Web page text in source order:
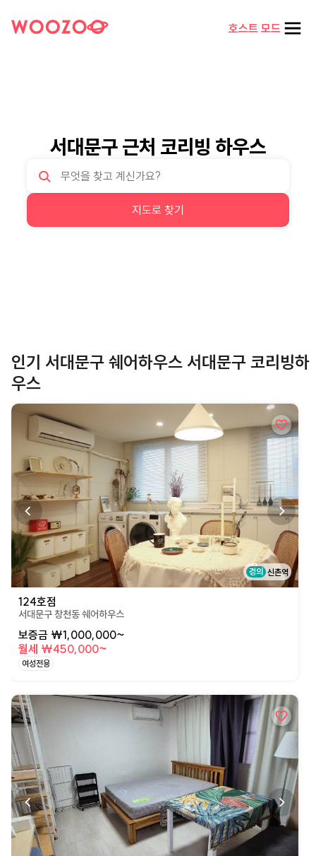
호스트 모드
서대문구 근처 코리빙 하우스
지도로 찾기
인기 서대문구 쉐어하우스 서대문구 코리빙하
우스
경의 신촌역
124호점
서대문구 창천동 쉐어하우스
보증금 ₩1,000,000~
월세 ₩450,000~
여성전용
상세페이지로 이동
상세페이지로 이동